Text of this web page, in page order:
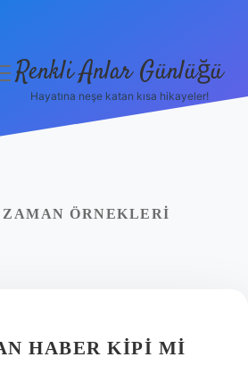
Renkli Anlar Günlüğü
Hayatına neşe katan kısa hikayeler!
ZAMAN ÖRNEKLERI
HABER KIPI MI